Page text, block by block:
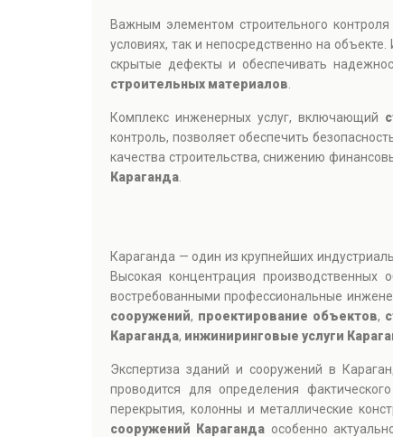
Важным элементом строительного контроля
условиях, так и непосредственно на
скрытые дефекты и обеспечивать
строительных материалов
Комплекс инженерных услуг, включающий
контроль, позволяет обеспечить
качества строительства, снижению
Караганда
Караганда — один из крупнейших
Высокая концентрация
востребованными профессиональные
сооружений, проектирование объектов,
Караганда, инжиниринговые услуги
Экспертиза зданий и сооружений в
проводится для определения
перекрытия, колонны и металлические
сооружений Караганда особенно